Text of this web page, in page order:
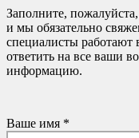
Заполните,
и мы обязательно
специалисты работают
ответить на все ваши
информацию.
Ваше имя *